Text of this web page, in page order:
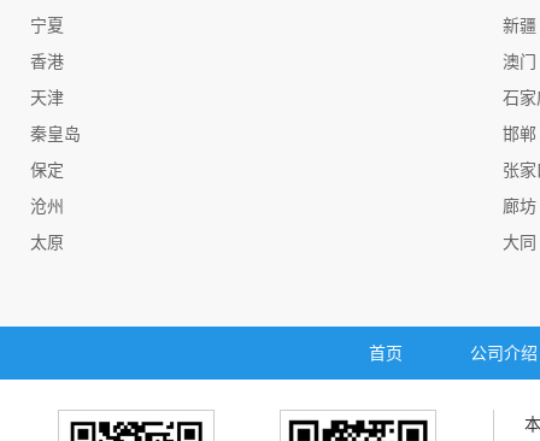
宁夏
新疆
香港
澳门
天津
石家
秦皇岛
邯郸
保定
张家
沧州
廊坊
太原
大同
首页 公司介绍